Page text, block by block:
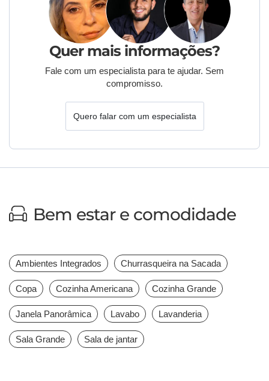
Quer mais informações?
Fale com um especialista para te ajudar. Sem
compromisso.
Quero falar com um especialista
Bem estar e comodidade
Ambientes Integrados Churrasqueira na Sacada
Copa Cozinha Americana Cozinha Grande
Janela Panorâmica Lavabo Lavanderia
Sala Grande Sala de jantar